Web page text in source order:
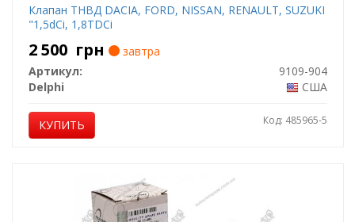
Клапан ТНВД DACIA, FORD, NISSAN, RENAULT, SUZUKI
"1,5dCi, 1,8TDCi
2 500 грн
завтра
Артикул:
9109-904
Delphi
США
КУПИТЬ Код: 485965-5